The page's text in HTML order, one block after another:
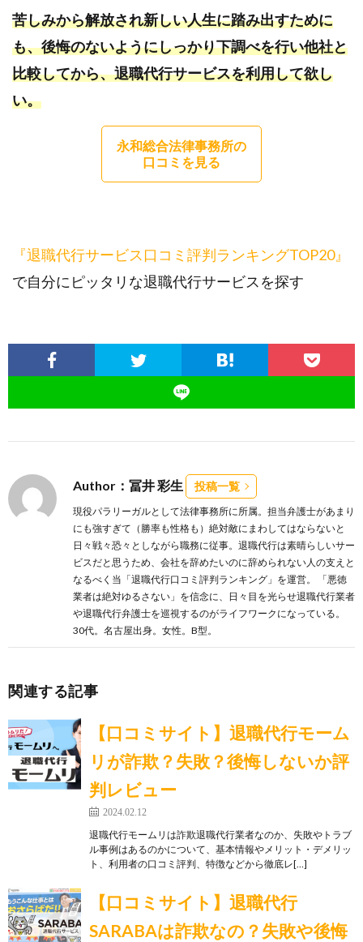
苦しみから解放され新しい人生に踏み出すために
も、後悔のないようにしっかり下調べを行い他社と
比較してから、退職代行サービスを利用して欲し
い。
永和総合法律事務所の
口コミを見る
『退職代行サービス口コミ評判ランキングTOP20』
で自分にピッタリな退職代行サービスを探す
Author：冨井 彩生 投稿一覧
現役パラリーガルとして法律事務所に所属。担当弁護士があまり
にも強すぎて（勝率も性格も）絶対敵にまわしてはならないと
日々戦々恐々としながら職務に従事。退職代行は素晴らしいサー
ビスだと思うため、会社を辞めたいのに辞められない人の支えと
なるべく当「退職代行口コミ評判ランキング」を運営。 「悪徳
業者は絶対ゆるさない」を信念に、日々目を光らせ退職代行業者
や退職代行弁護士を巡視するのがライフワークになっている。
30代。名古屋出身。女性。B型。
関連する記事
【口コミサイト】退職代行モーム
リが詐欺？失敗？後悔しないか評
判レビュー
2024.02.12
退職代行モームリは詐欺退職代行業者なのか、失敗やトラブ
ル事例はあるのかについて、基本情報やメリット・デメリッ
ト、利用者の口コミ評判、特徴などから徹底レ[…]
【口コミサイト】退職代行
SARABAは詐欺なの？失敗や後悔